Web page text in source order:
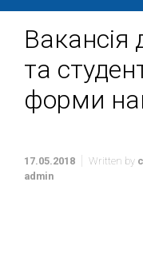
Вакансія
та
форми
17.05.2018 Written by
admin